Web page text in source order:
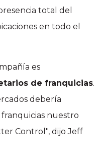
total del
en todo el
es
de franquicias.
debería
nuestro
Control", dijo Jeff